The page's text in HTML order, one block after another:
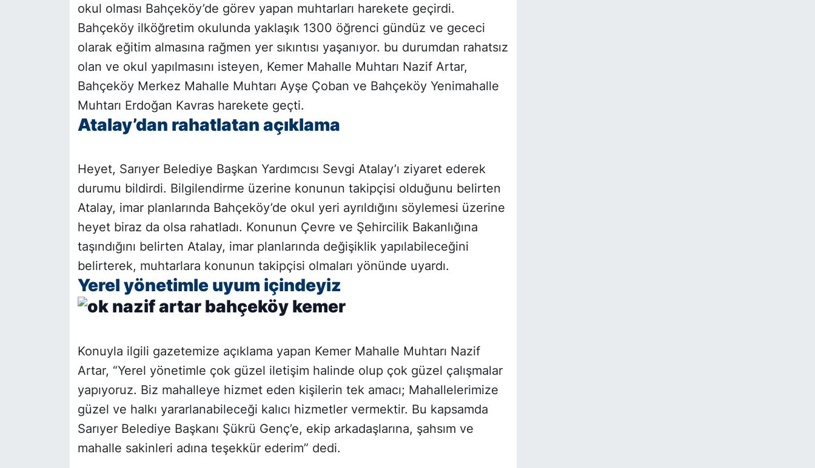
okul olması Bahçeköy’de görev yapan muhtarları harekete geçirdi.
Bahçeköy ilköğretim okulunda yaklaşık 1300 öğrenci gündüz ve gececi
olarak eğitim almasına rağmen yer sıkıntısı yaşanıyor. bu durumdan rahatsız
olan ve okul yapılmasını isteyen, Kemer Mahalle Muhtarı Nazif Artar,
Bahçeköy Merkez Mahalle Muhtarı Ayşe Çoban ve Bahçeköy Yenimahalle
Muhtarı Erdoğan Kavras harekete geçti.
Atalay’dan rahatlatan açıklama
Heyet, Sarıyer Belediye Başkan Yardımcısı Sevgi Atalay’ı ziyaret ederek
durumu bildirdi. Bilgilendirme üzerine konunun takipçisi olduğunu belirten
Atalay, imar planlarında Bahçeköy’de okul yeri ayrıldığını söylemesi üzerine
heyet biraz da olsa rahatladı. Konunun Çevre ve Şehircilik Bakanlığına
taşındığını belirten Atalay, imar planlarında değişiklik yapılabileceğini
belirterek, muhtarlara konunun takipçisi olmaları yönünde uyardı.
Yerel yönetimle uyum içindeyiz
Konuyla ilgili gazetemize açıklama yapan Kemer Mahalle Muhtarı Nazif
Artar, “Yerel yönetimle çok güzel iletişim halinde olup çok güzel çalışmalar
yapıyoruz. Biz mahalleye hizmet eden kişilerin tek amacı; Mahallelerimize
güzel ve halkı yararlanabileceği kalıcı hizmetler vermektir. Bu kapsamda
Sarıyer Belediye Başkanı Şükrü Genç’e, ekip arkadaşlarına, şahsım ve
mahalle sakinleri adına teşekkür ederim” dedi.
TEKNOLOJİ
TÜRKİYE VE DÜNYA GÜNDEMİ
VİDEO GALERİ